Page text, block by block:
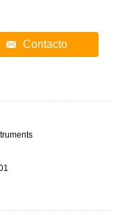
Contacto